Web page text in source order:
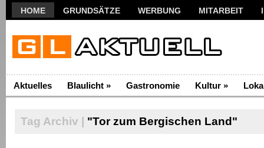
HOME GRUNDSÄTZE WERBUNG MITARBEIT
Aktuelles Blaulicht » Gastronomie Kultur »
Tag Archiv | "Tor zum Bergischen Land"